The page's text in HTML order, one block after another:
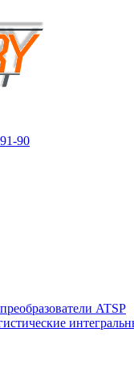
90
ATSP